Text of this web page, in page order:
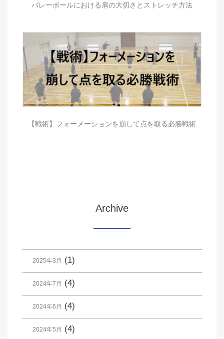
バレーボールにおける肩の大切さとストレッチ方法
【戦術】フォーメーションを崩して点を取る必勝戦術
Archive
2025年3月 (1)
2024年7月 (4)
2024年6月 (4)
2024年5月 (4)